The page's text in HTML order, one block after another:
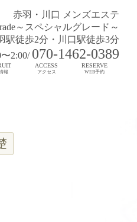
赤羽・川口 メンズエステ
～スペシャルグレード～
駅徒歩2分・川口駅徒歩3分
2:00/ 070-1462-0389
報
ACCESS
アクセス
RESERVE
WEB予約